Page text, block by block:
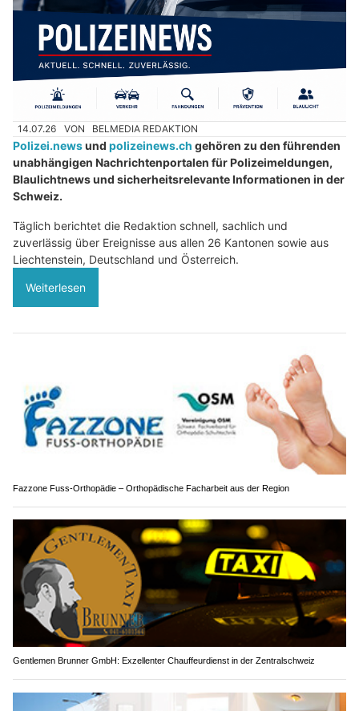
14.07.26 VON BELMEDIA REDAKTION
Polizei.newsund polizeinews.ch gehören zu den führenden
unabhängigen Nachrichtenportalen für Polizeimeldungen,
Blaulichtnews und sicherheitsrelevante Informationen in der
Schweiz.
Täglich berichtet die Redaktion schnell, sachlich und
zuverlässig über Ereignisse aus allen 26 Kantonen sowie aus
Liechtenstein, Deutschland und Österreich.
Weiterlesen
Fazzone Fuss-Orthopädie – Orthopädische Facharbeit aus der Region
Gentlemen Brunner GmbH: Exzellenter Chauffeurdienst in der Zentralschweiz